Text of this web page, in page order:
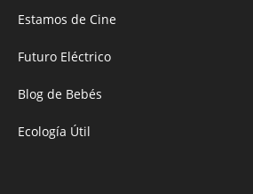
Estamos de Cine
Futuro Eléctrico
Blog de Bebés
Ecología Útil